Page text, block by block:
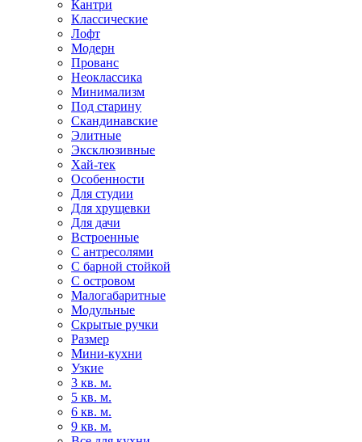
Кантри
Классические
Лофт
Модерн
Прованс
Неоклассика
Минимализм
Под старину
Скандинавские
Элитные
Эксклюзивные
Хай-тек
Особенности
Для студии
Для хрущевки
Для дачи
Встроенные
С антресолями
С барной стойкой
С островом
Малогабаритные
Модульные
Скрытые ручки
Размер
Мини-кухни
Узкие
3 кв. м.
5 кв. м.
6 кв. м.
9 кв. м.